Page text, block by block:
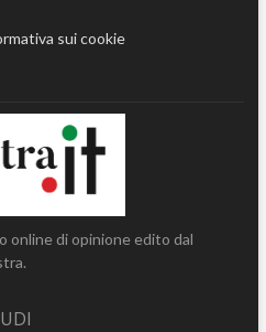
sui cookie
online di opinione edito dal